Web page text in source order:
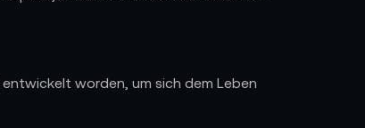
worden, um sich dem Leben